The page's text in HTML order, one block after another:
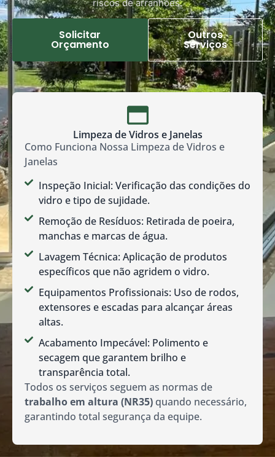
riscos de arranhões.
Solicitar
Orçamento
Outros
Serviços
Limpeza de Vidros e Janelas
Como Funciona Nossa Limpeza de Vidros e
Janelas
Inspeção Inicial: Verificação das condições do
vidro e tipo de sujidade.
Remoção de Resíduos: Retirada de poeira,
manchas e marcas de água.
Lavagem Técnica: Aplicação de produtos
específicos que não agridem o vidro.
Equipamentos Profissionais: Uso de rodos,
extensores e escadas para alcançar áreas
altas.
Acabamento Impecável: Polimento e
secagem que garantem brilho e
transparência total.
Todos os serviços seguem as normas de
trabalho em altura (NR35)quando necessário,
garantindo total segurança da equipe.